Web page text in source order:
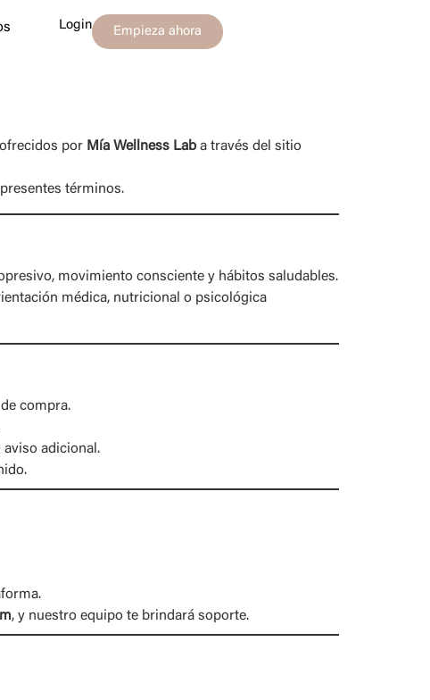
Login Empieza ahora
por Mía Wellness Laba través del sitio
términos.
movimiento consciente y hábitos saludables.
médica, nutricional o psicológica
compra.
adicional.
, y nuestro equipo te brindará soporte.